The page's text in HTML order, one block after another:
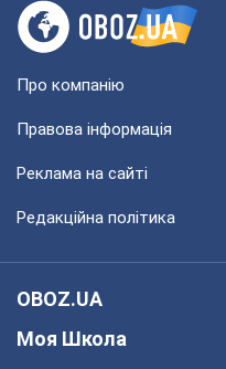
Про компанію
Правова інформація
Реклама на сайті
Редакційна політика
OBOZ.UA
Моя Школа